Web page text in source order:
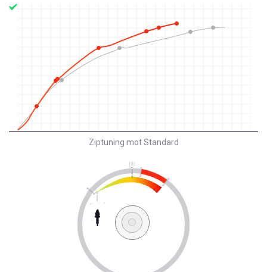
Ziptuning mot Standard